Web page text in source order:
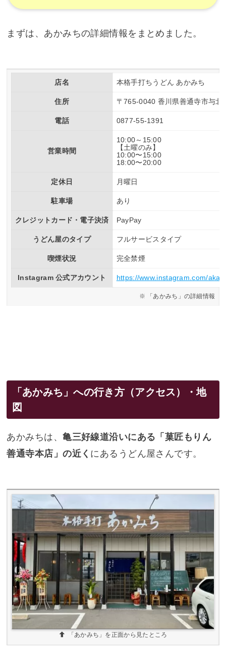
まずは、あかみちの詳細情報をまとめました。
店名 本格手打ちうどん あかみち
住所 〒765-0040 香川県善通寺市与北
電話 0877-55-1391
営業時間
10:00～15:00
【土曜のみ】
10:00〜15:00
18:00〜20:00
定休日 月曜日
駐車場 あり
クレジットカード・電子決済 PayPay
うどん屋のタイプ フルサービスタイプ
喫煙状況 完全禁煙
Instagram 公式アカウント https://www.instagram.com/
「あかみち」の詳細情報
「あかみち」への行き方（アクセス）・地
図
あかみちは、亀三好線道沿いにある「菓匠もりん
善通寺本店」の近く にあるうどん屋さんです。
「あかみち」を正面から見たところ